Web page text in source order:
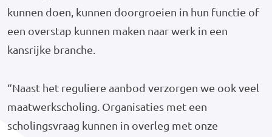
kunnen doen, kunnen doorgroeien in hun functie of
een overstap kunnen maken naar werk in een
kansrijke branche.
“Naast het reguliere aanbod verzorgen we ook veel
maatwerkscholing. Organisaties met een
scholingsvraag kunnen in overleg met onze